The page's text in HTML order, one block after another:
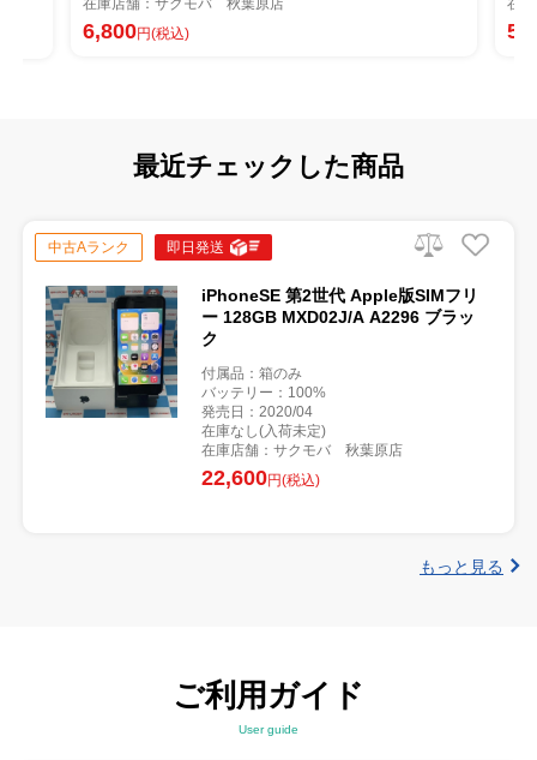
在庫店舗：サクモバ 秋葉原店
6,800円(税込)
在
最近チェックした商品
中古Aランク 即日発送
iPhoneSE 第2世代 Apple版SIMフリ
ー 128GB MXD02J/A A2296 ブラッ
ク
付属品：箱のみ
バッテリー：100%
発売日：2020/04
在庫なし(入荷未定)
在庫店舗：サクモバ 秋葉原店
22,600円(税込)
もっと見る
ご利用ガイド
User guide